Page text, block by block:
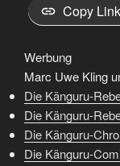
Copy Link
Werbung
Marc Uwe Kling
Die Känguru-
Die Känguru-
Die Känguru-
Die Känguru-